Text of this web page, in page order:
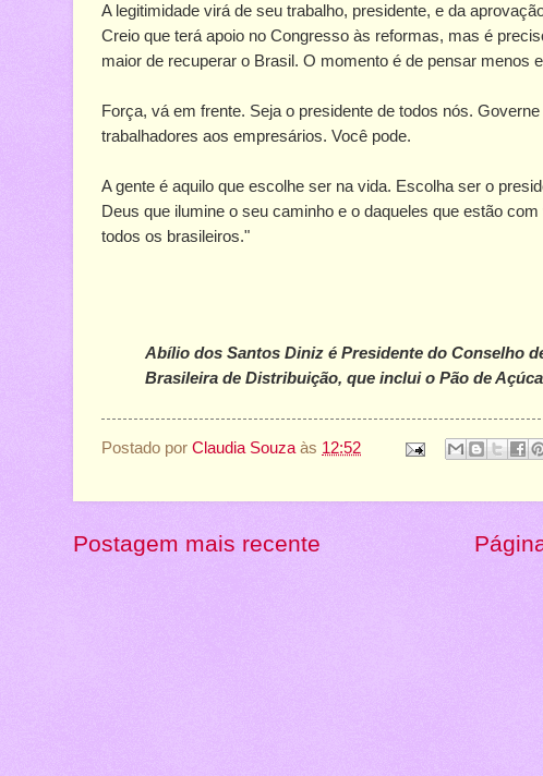
A legitimidade virá de seu trabalho, presidente, e da
Creio que terá apoio no Congresso às reformas, mas é
maior de recuperar o Brasil. O momento é de pensar menos
Força, vá em frente. Seja o presidente de todos nós.
trabalhadores aos empresários. Você pode.
A gente é aquilo que escolhe ser na vida. Escolha ser o
Deus que ilumine o seu caminho e o daqueles que estão
todos os brasileiros."
Abílio dos Santos Diniz é Presidente do Conselho
Brasileira de Distribuição, que inclui o Pão de
Postado por Claudia Souza às 12:52
Postagem mais recente